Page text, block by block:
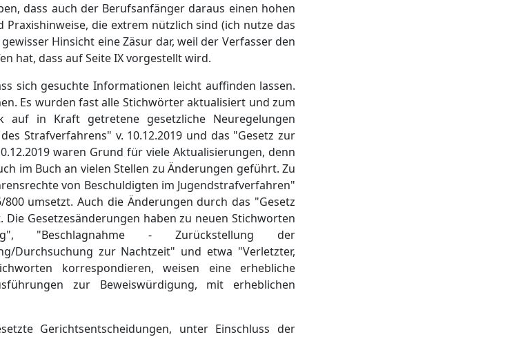
dass auch der Berufsanfänger daraus einen hohen
die extrem nützlich sind (ich nutze das
Hinsicht eine Zäsur dar, weil der Verfasser den
hat, dass auf Seite IX vorgestellt wird.
sich gesuchte Informationen leicht auffinden lassen.
Es wurden fast alle Stichwörter aktualisiert und zum
in Kraft getretene gesetzliche Neuregelungen
Strafverfahrens" v. 10.12.2019 und das "Gesetz zur
waren Grund für viele Aktualisierungen, denn
im Buch an vielen Stellen zu Änderungen geführt. Zu
von Beschuldigten im Jugendstrafverfahren"
umsetzt. Auch die Änderungen durch das "Gesetz
Gesetzesänderungen haben zu neuen Stichworten
"Beschlagnahme - Zurückstellung der
Durchsuchung zur Nachtzeit" und etwa "Verletzter,
korrespondieren, weisen eine erhebliche
zur Beweiswürdigung, mit erheblichen
Gerichtsentscheidungen, unter Einschluss der